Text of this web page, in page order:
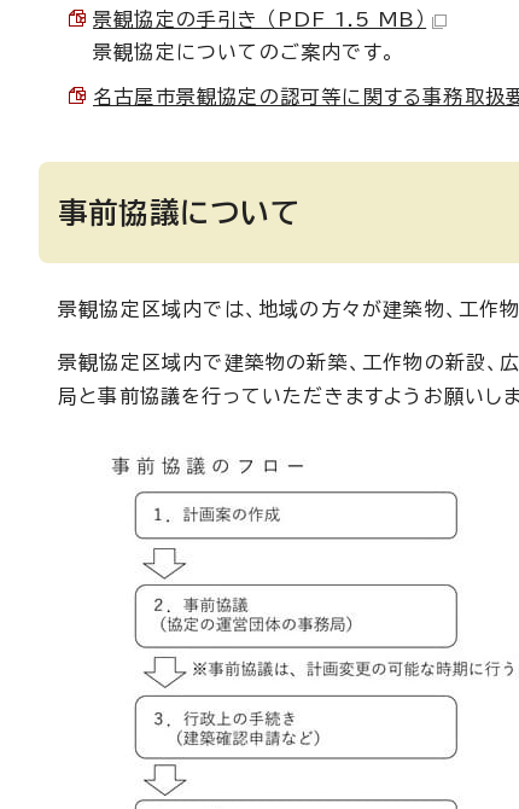
景観協定の手引き （PDF 1.5 MB）
景観協定についてのご案内です。
名古屋市景観協定の認可等に関する事務取
事前協議について
景観協定区域内では、地域の方々が建築物、工作
景観協定区域内で建築物の新築、工作物の新設、
局と事前協議を行っていただきますようお願いしま